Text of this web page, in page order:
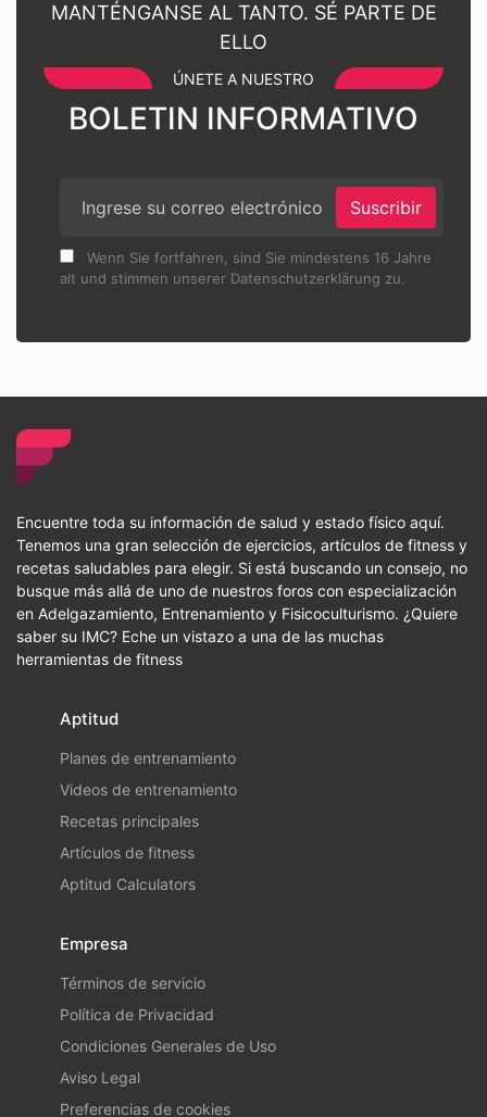
MANTÉNGANSE AL TANTO. SÉ PARTE DE
ELLO
ÚNETE A NUESTRO
BOLETIN INFORMATIVO
Suscribir
Wenn Sie fortfahren, sind Sie mindestens 16 Jahre
alt und stimmen unserer Datenschutzerklärung zu.
Encuentre toda su información de salud y estado físico aquí.
Tenemos una gran selección de ejercicios, artículos de fitness y
recetas saludables para elegir. Si está buscando un consejo, no
busque más allá de uno de nuestros foros con especialización
en Adelgazamiento, Entrenamiento y Fisicoculturismo. ¿Quiere
saber su IMC? Eche un vistazo a una de las muchas
herramientas de fitness
Aptitud
Planes de entrenamiento
Videos de entrenamiento
Recetas principales
Artículos de fitness
Aptitud Calculators
Empresa
Términos de servicio
Política de Privacidad
Condiciones Generales de Uso
Aviso Legal
Preferencias de cookies